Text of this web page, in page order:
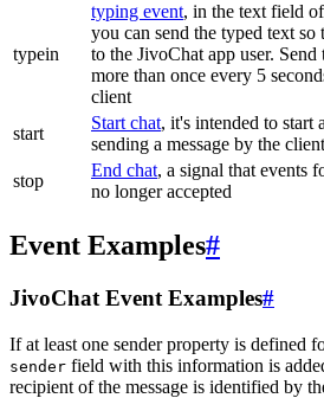
typein
typing event, in the text field
you can send the typed text so
to the JivoChat app user. Send
more than once every 5
client
start
Start chat, it's intended to start
sending a message by the client
stop
End chat, a signal that events
no longer accepted
Event Examples#
JivoChat Event Examples#
If at least one sender property is defined
sender field with this information is
recipient of the message is identified by